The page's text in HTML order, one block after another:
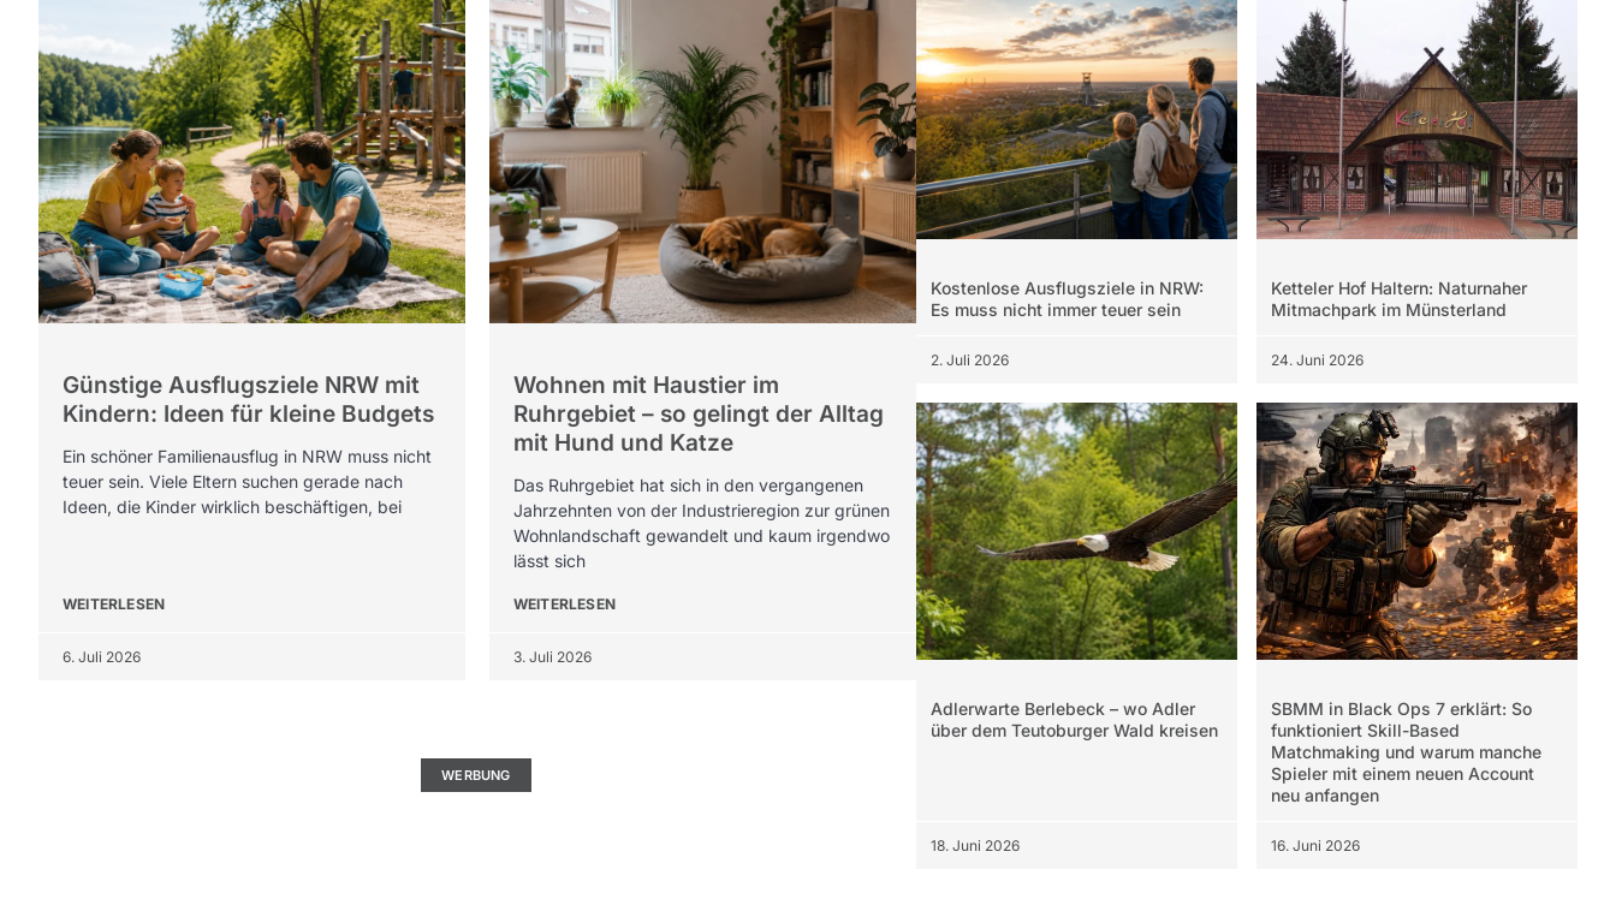
Günstige Ausflugsziele NRW mit
Kindern: Ideen für kleine Budgets
Ein schöner Familienausflug in NRW muss nicht
teuer sein. Viele Eltern suchen gerade nach
Ideen, die Kinder wirklich beschäftigen, bei
WEITERLESEN
6. Juli 2026
Wohnen mit Haustier im
Ruhrgebiet – so gelingt der Alltag
mit Hund und Katze
Das Ruhrgebiet hat sich in den vergangenen
Jahrzehnten von der Industrieregion zur grünen
Wohnlandschaft gewandelt und kaum irgendwo
lässt sich
WEITERLESEN
3. Juli 2026
WERBUNG
Kostenlose Ausflugsziele in NRW:
Es muss nicht immer teuer sein
2. Juli 2026
Ketteler Hof Haltern: Naturnaher
Mitmachpark im Münsterland
24. Juni 2026
Adlerwarte Berlebeck – wo Adler
über dem Teutoburger Wald kreisen
18. Juni 2026
SBMM in Black Ops 7 erklärt: So
funktioniert Skill-Based
Matchmaking und warum manche
Spieler mit einem neuen Account
neu anfangen
16. Juni 2026